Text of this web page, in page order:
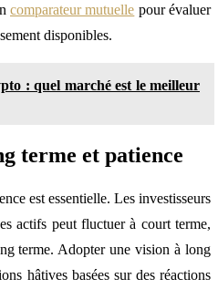
comparateur mutuelle pour évaluer
disponibles.
: quel marché est le meilleur
terme et patience
est essentielle. Les investisseurs
actifs peut fluctuer à court terme,
terme. Adopter une vision à long
hâtives basées sur des réactions